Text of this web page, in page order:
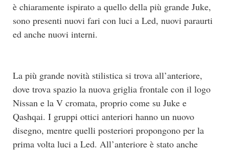
è chiaramente ispirato a quello della più grande Juke,
sono presenti nuovi fari con luci a Led, nuovi paraurti
ed anche nuovi interni.
La più grande novità stilistica si trova all’anteriore,
dove trova spazio la nuova griglia frontale con il logo
Nissan e la V cromata, proprio come su Juke e
Qashqai. I gruppi ottici anteriori hanno un nuovo
disegno, mentre quelli posteriori propongono per la
prima volta luci a Led. All’anteriore è stato anche